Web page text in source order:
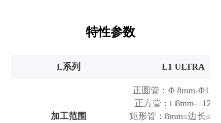
特性参数
L系列 L1 ULTRA
加工范围
正圆管：Φ 8mm-Φ120
正方管：□8mm-□120
矩形管：8mm≤边长